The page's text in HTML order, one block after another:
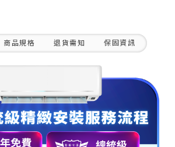
商品規格 退貨需知 保固資訊